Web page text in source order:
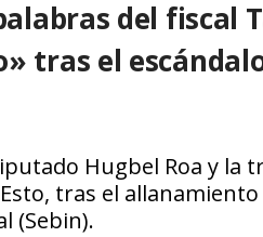
del fiscal
tras el
Hugbel Roa y la
tras el
(Sebin).